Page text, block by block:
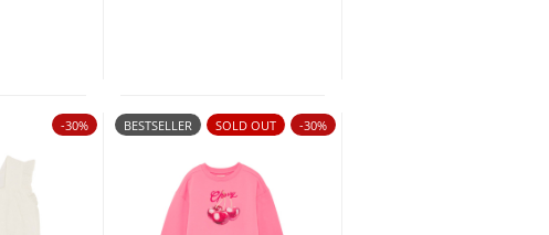
-30% BESTSELLER SOLD OUT -30%